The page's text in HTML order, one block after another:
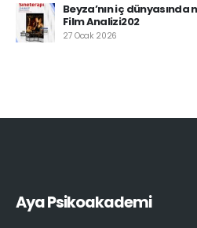
Beyza’nın iç
Film Analizi202
27 Ocak 2026
Aya Psikoakademi